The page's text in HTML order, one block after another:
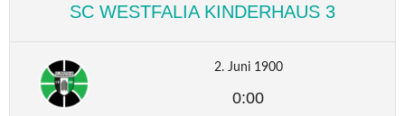
SC WESTFALIA KINDERHAUS 3
2. Juni 1900
0:00